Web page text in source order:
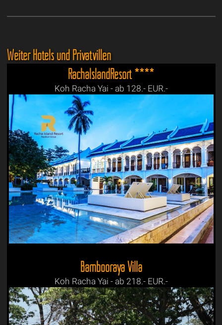
Weiter Hotels und Privatvillen
RachaIslandResort ****
Koh Racha Yai - ab 128.- EUR.-
Bambooraya Villa
Koh Racha Yai - ab 218.- EUR.-